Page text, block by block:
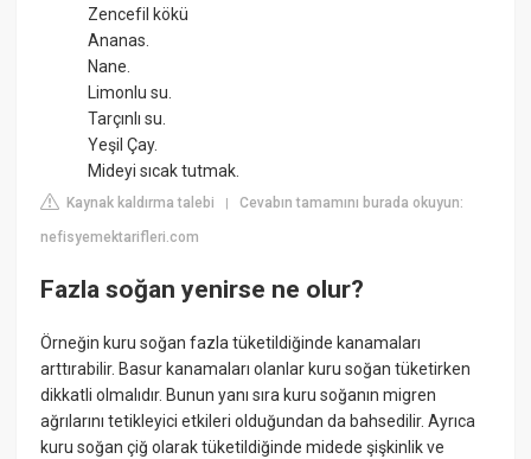
Zencefil kökü
Ananas.
Nane.
Limonlu su.
Tarçınlı su.
Yeşil Çay.
Mideyi sıcak tutmak.
Kaynak kaldırma talebi |Cevabın tamamını burada okuyun:
nefisyemektarifleri.com
Fazla soğan yenirse ne olur?
Örneğin kuru soğan fazla tüketildiğinde kanamaları
arttırabilir. Basur kanamaları olanlar kuru soğan tüketirken
dikkatli olmalıdır. Bunun yanı sıra kuru soğanın migren
ağrılarını tetikleyici etkileri olduğundan da bahsedilir. Ayrıca
kuru soğan çiğ olarak tüketildiğinde midede şişkinlik ve